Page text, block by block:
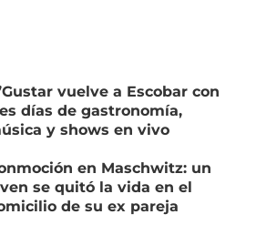
vuelve a Escobar con
días de gastronomía,
y shows en vivo
en Maschwitz: un
se quitó la vida en el
de su ex pareja